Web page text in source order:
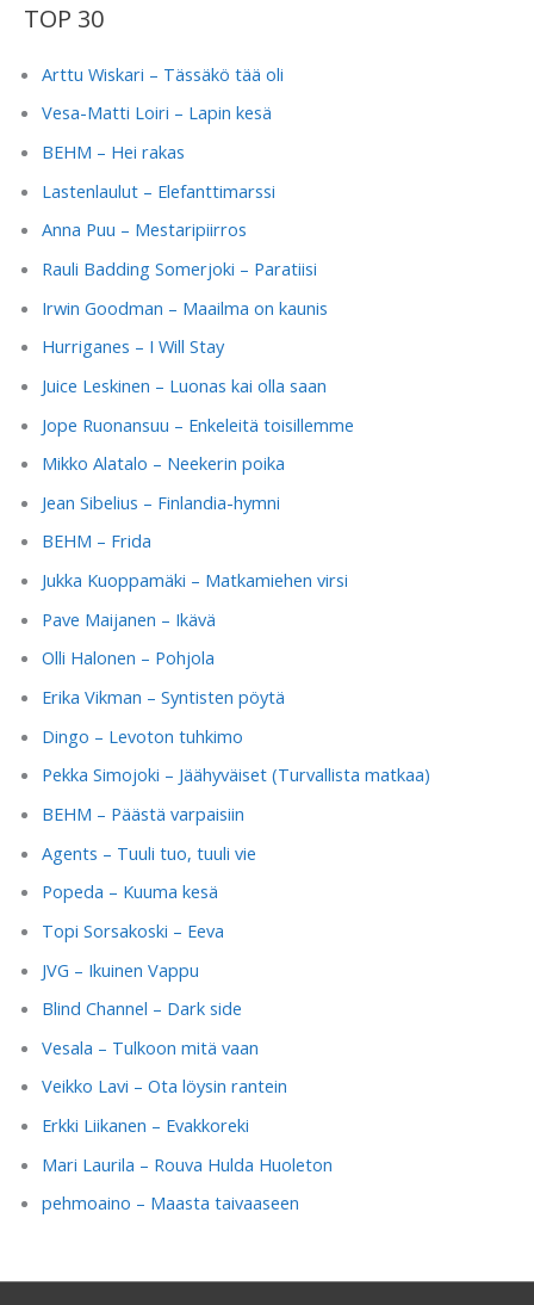
TOP 30
Arttu Wiskari – Tässäkö tää oli
Vesa-Matti Loiri – Lapin kesä
BEHM – Hei rakas
Lastenlaulut – Elefanttimarssi
Anna Puu – Mestaripiirros
Rauli Badding Somerjoki – Paratiisi
Irwin Goodman – Maailma on kaunis
Hurriganes – I Will Stay
Juice Leskinen – Luonas kai olla saan
Jope Ruonansuu – Enkeleitä toisillemme
Mikko Alatalo – Neekerin poika
Jean Sibelius – Finlandia-hymni
BEHM – Frida
Jukka Kuoppamäki – Matkamiehen virsi
Pave Maijanen – Ikävä
Olli Halonen – Pohjola
Erika Vikman – Syntisten pöytä
Dingo – Levoton tuhkimo
Pekka Simojoki – Jäähyväiset (Turvallista matkaa)
BEHM – Päästä varpaisiin
Agents – Tuuli tuo, tuuli vie
Popeda – Kuuma kesä
Topi Sorsakoski – Eeva
JVG – Ikuinen Vappu
Blind Channel – Dark side
Vesala – Tulkoon mitä vaan
Veikko Lavi – Ota löysin rantein
Erkki Liikanen – Evakkoreki
Mari Laurila – Rouva Hulda Huoleton
pehmoaino – Maasta taivaaseen